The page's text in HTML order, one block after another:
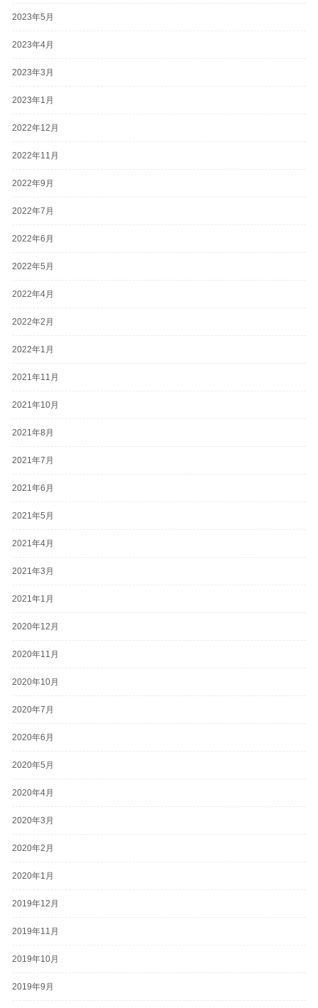
2023年5月
2023年4月
2023年3月
2023年1月
2022年12月
2022年11月
2022年9月
2022年7月
2022年6月
2022年5月
2022年4月
2022年2月
2022年1月
2021年11月
2021年10月
2021年8月
2021年7月
2021年6月
2021年5月
2021年4月
2021年3月
2021年1月
2020年12月
2020年11月
2020年10月
2020年7月
2020年6月
2020年5月
2020年4月
2020年3月
2020年2月
2020年1月
2019年12月
2019年11月
2019年10月
2019年9月